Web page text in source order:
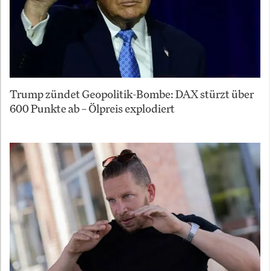
Trump zündet Geopolitik-Bombe: DAX stürzt über
600 Punkte ab – Ölpreis explodiert